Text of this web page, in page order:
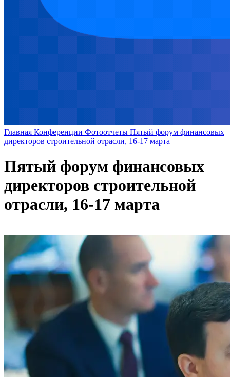
Главная Конференции Фотоотчеты Пятый форум финансовых
директоров строительной отрасли, 16-17 марта
Пятый форум финансовых
директоров строительной
отрасли, 16-17 марта